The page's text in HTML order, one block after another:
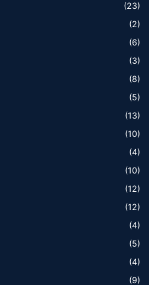
(23)
(2)
(6)
(3)
(8)
(5)
(13)
(10)
(4)
(10)
(12)
(12)
(4)
(5)
(4)
(9)